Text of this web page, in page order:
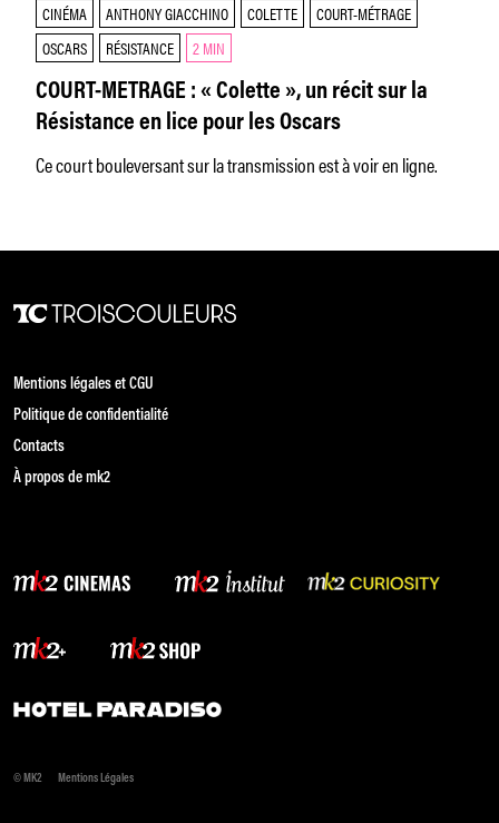
CINÉMA ANTHONY GIACCHINO COLETTE
COURT-MÉTRAGE
OSCARS
RÉSISTANCE 2 MIN
COURT-METRAGE : « Colette », un récit sur la
Résistance en lice pour les Oscars
Ce court bouleversant sur la transmission est à voir en ligne.
Mentions légales et CGU
Politique de confidentialité
Contacts
À propos de mk2
© MK2 Mentions Légales